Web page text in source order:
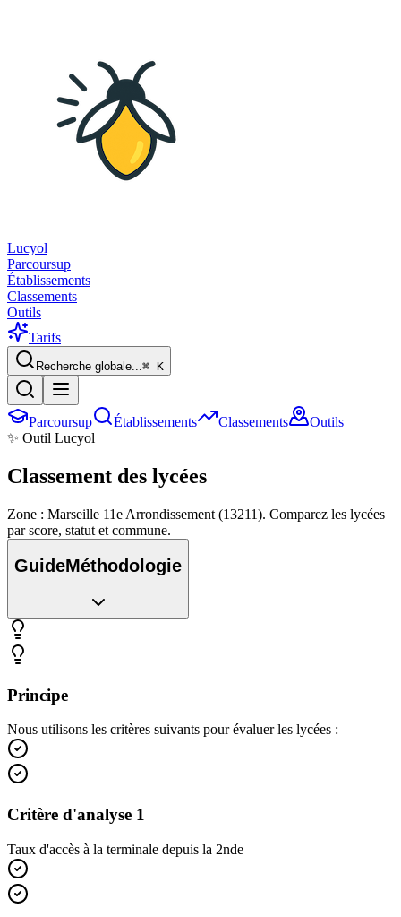
Lucyol
Parcoursup
Établissements
Classements
Outils
Tarifs
Recherche globale...⌘ K
Parcoursup Établissements Classements
Outils
✨ Outil Lucyol
Classement des lycées
Zone : Marseille 11e Arrondissement (13211). Comparez les lycées
par score, statut et commune.
GuideMéthodologie
Principe
Nous utilisons les critères suivants pour évaluer les lycées :
Critère d'analyse 1
Taux d'accès à la terminale depuis la 2nde